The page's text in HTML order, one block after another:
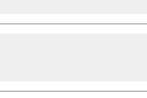
einschätzen
bis Kriminalität:
einer Immobilie zustoßen
einschätzen